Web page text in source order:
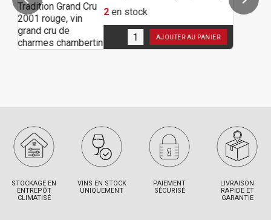
2en stock
AJOUTER AU PANIER
STOCKAGE EN
ENTREPÔT
CLIMATISÉ
VINS EN STOCK
UNIQUEMENT
PAIEMENT
SÉCURISÉ
LIVRAISON
RAPIDE ET
GARANTIE